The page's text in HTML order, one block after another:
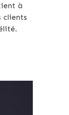
à
clients